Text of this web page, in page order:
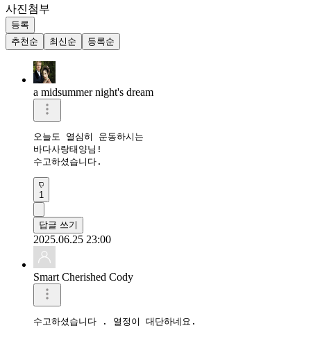
사진첨부
등록
추천순
최신순 등록순
a midsummer night's dream
오늘도 열심히 운동하시는
바다사랑태양님!
수고하셨습니다.
1
답글 쓰기
2025.06.25 23:00
Smart Cherished Cody
수고하셨습니다 . 열정이 대단하네요.